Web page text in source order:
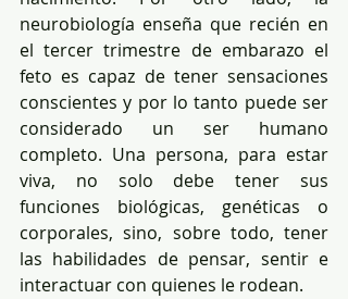
neurobiología enseña que recién en
el tercer trimestre de embarazo el
feto es capaz de tener sensaciones
conscientes y por lo tanto puede ser
considerado un ser humano
completo. Una persona, para estar
viva, no solo debe tener sus
funciones biológicas, genéticas o
corporales, sino, sobre todo, tener
las habilidades de pensar, sentir e
interactuar con quienes le rodean.